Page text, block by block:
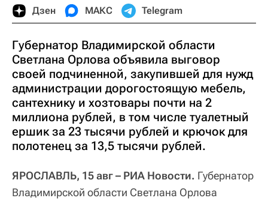
Дзен МАКС Telegram
Губернатор Владимирской области
Светлана Орлова объявила выговор
своей подчиненной, закупившей для нужд
администрации дорогостоящую мебель,
сантехнику и хозтовары почти на 2
миллиона рублей, в том числе туалетный
ершик за 23 тысячи рублей и крючок для
полотенец за 13,5 тысячи рублей.
ЯРОСЛАВЛЬ, 15 авг – РИА Новости. Губернатор
Владимирской области Светлана Орлова